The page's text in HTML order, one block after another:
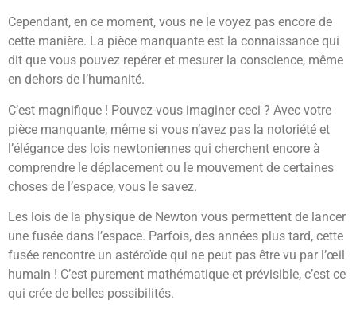
Cependant, en ce moment, vous ne le voyez pas encore de
cette manière. La pièce manquante est la connaissance qui
dit que vous pouvez repérer et mesurer la conscience, même
en dehors de l’humanité.
C’est magnifique ! Pouvez-vous imaginer ceci ? Avec votre
pièce manquante, même si vous n’avez pas la notoriété et
l’élégance des lois newtoniennes qui cherchent encore à
comprendre le déplacement ou le mouvement de certaines
choses de l’espace, vous le savez.
Les lois de la physique de Newton vous permettent de lancer
une fusée dans l’espace. Parfois, des années plus tard, cette
fusée rencontre un astéroïde qui ne peut pas être vu par l’œil
humain ! C’est purement mathématique et prévisible, c’est ce
qui crée de belles possibilités.